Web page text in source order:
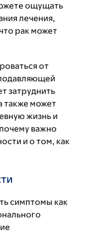
ощущать
лечения,
рак может
от
затруднить
также может
жизнь и
важно
и о том, как
симптомы как